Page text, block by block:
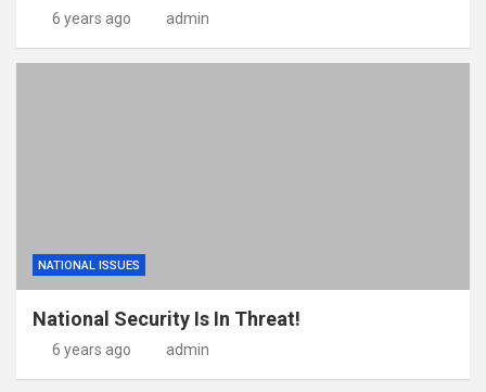
6 years ago admin
NATIONAL ISSUES
National Security Is In Threat!
6 years ago admin